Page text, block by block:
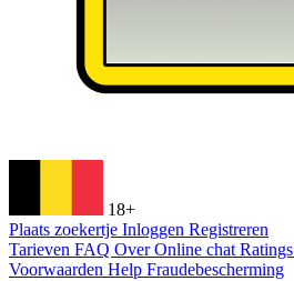
18+
Plaats zoekertje Inloggen Registreren
Tarieven FAQ OverOnline chat Ratings
Voorwaarden Help Fraudebescherming